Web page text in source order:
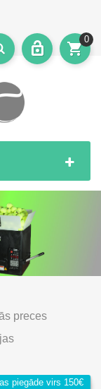
0
preces
piegāde virs 150€